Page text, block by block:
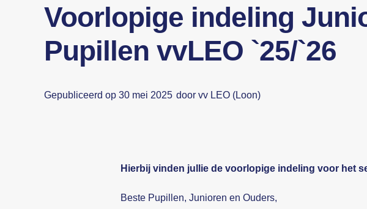
Voorlopige indeling
Pupillen vvLEO `25/`26
Gepubliceerd op 30 mei 2025 door vv LEO (Loon)
Hierbij vinden jullie de voorlopige indeling voor het
Beste Pupillen, Junioren en Ouders,